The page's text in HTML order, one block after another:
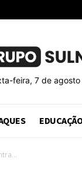
feira, 7 de